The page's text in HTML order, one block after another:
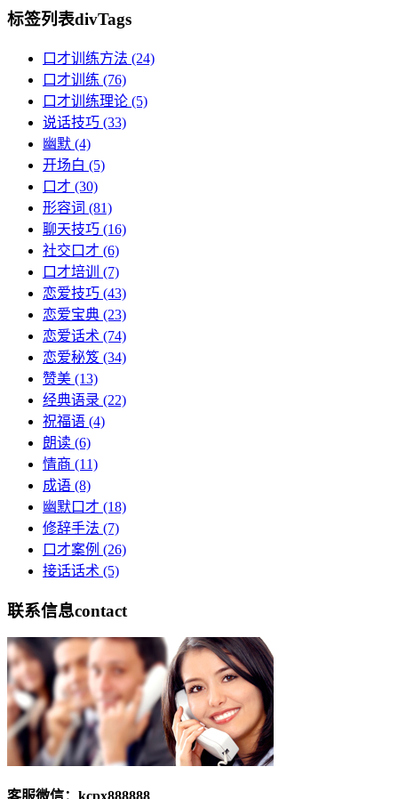
标签列表divTags
口才训练方法 (24)
口才训练 (76)
口才训练理论 (5)
说话技巧 (33)
幽默 (4)
开场白 (5)
口才 (30)
形容词 (81)
聊天技巧 (16)
社交口才 (6)
口才培训
(7)
恋爱技巧 (43)
恋爱宝典 (23)
恋爱话术 (74)
恋爱秘笈 (34)
赞美 (13)
经典语录 (22)
祝福语 (4)
朗读 (6)
情商 (11)
成语 (8)
幽默口才 (18)
修辞手法 (7)
口才案例 (26)
接话话术 (5)
联系信息contact